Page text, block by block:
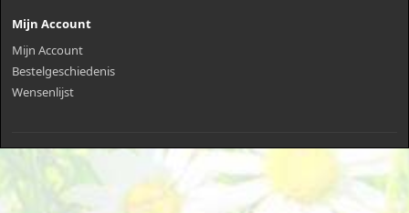
Mijn Account
Mijn Account
Bestelgeschiedenis
Wensenlijst